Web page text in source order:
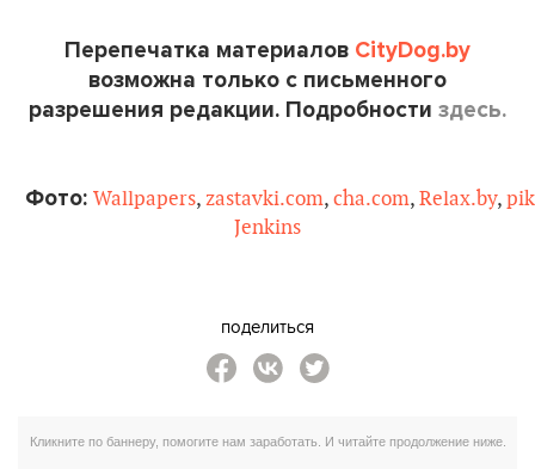
Перепечатка материалов CityDog.by
возможна только с письменного
разрешения редакции. Подробности здесь.
Фото: Wallpapers, zastavki.com, cha.com, Relax.by,
Jenkins
поделиться